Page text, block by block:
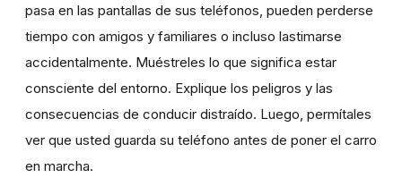
pasa en las pantallas de sus teléfonos, pueden perderse
tiempo con amigos y familiares o incluso lastimarse
accidentalmente. Muéstreles lo que significa estar
consciente del entorno. Explique los peligros y las
consecuencias de conducir distraído. Luego, permítales
ver que usted guarda su teléfono antes de poner el carro
en marcha.